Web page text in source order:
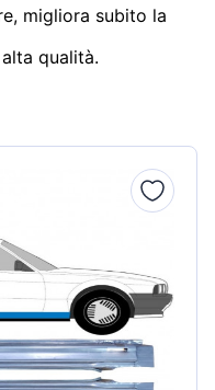
migliora subito la
qualità.